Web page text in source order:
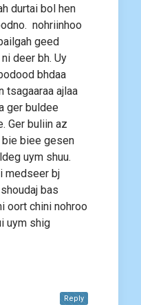
durtai bol hen
nohriinhoo
geed
deer bh. Uy
bhdaa
tsagaaraa ajlaa
ger buldee
Ger buliin az
biee gesen
uym shuu.
medseer bj
bas
oort chini nohroo
uym shig
Reply